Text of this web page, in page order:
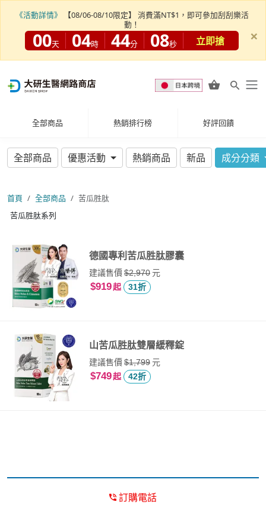
全部商品 熱銷排行榜 好評回饋
全部商品 優惠活動 熱銷商品 新品 成分分類
首頁 全部商品
苦瓜胜肽
苦瓜胜肽系列
德國專利苦瓜胜肽膠囊
建議售價$2,970元
$919起 31折
山苦瓜胜肽雙層緩釋錠
建議售價$1,799元
$749起 42折
訂購電話
《活動詳情》
【08/06-08/10限定】 消費滿NT$1，即可參加刮刮樂活
動！
00天 04時 44分 08秒 立即搶 ×